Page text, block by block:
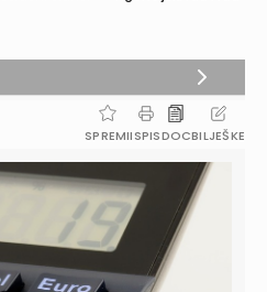
SPREMIISPISDOCBILJEŠKE